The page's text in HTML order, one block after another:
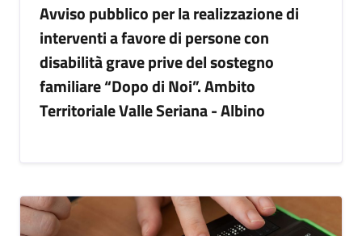
Avviso pubblico per la realizzazione di
interventi a favore di persone con
disabilità grave prive del sostegno
familiare “Dopo di Noi”. Ambito
Territoriale Valle Seriana - Albino